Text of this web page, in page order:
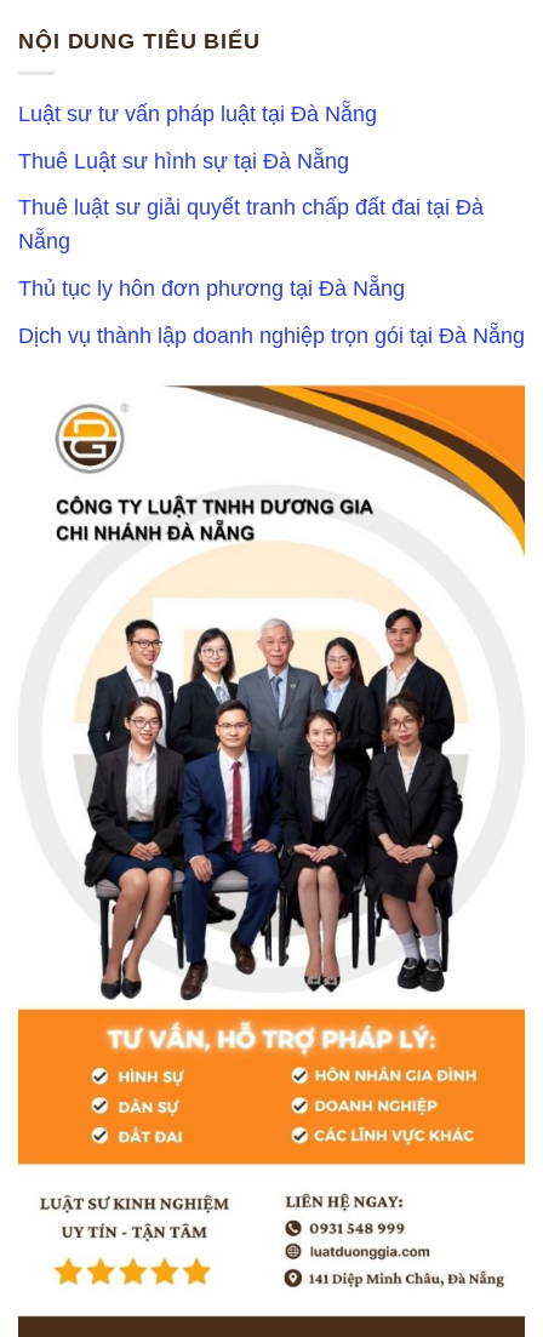
NỘI DUNG TIÊU BIỂU
Luật sư tư vấn pháp luật tại Đà Nẵng
Thuê Luật sư hình sự tại Đà Nẵng
Thuê luật sư giải quyết tranh chấp đất đai tại Đà
Nẵng
Thủ tục ly hôn đơn phương tại Đà Nẵng
Dịch vụ thành lập doanh nghiệp trọn gói tại Đà Nẵng